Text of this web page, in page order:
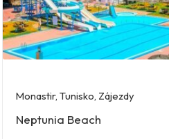
Monastir,Tunisko, Zájezdy
Neptunia Beach